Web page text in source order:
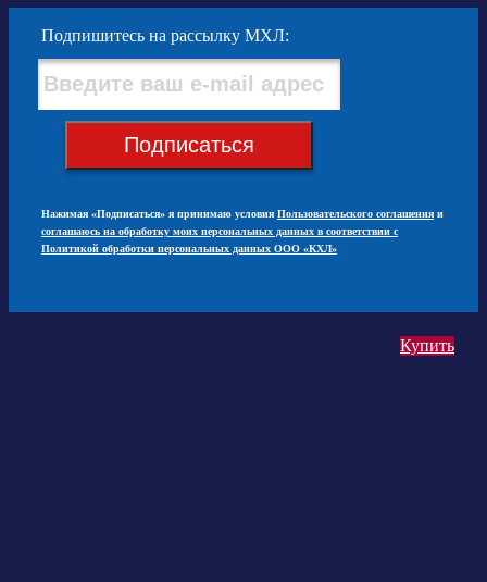
Купить
Подпишитесь на рассылку МХЛ:
Подписаться
Нажимая «Подписаться» я принимаю условия Пользовательского соглашения и
соглашаюсь на обработку моих персональных данных в соответствии с
Политикой обработки персональных данных ООО «КХЛ»